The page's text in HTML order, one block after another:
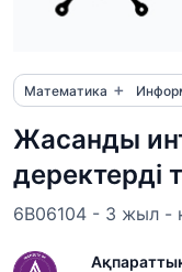
Математика +
Жасанды
деректерді
6B06104 - 3 жыл -